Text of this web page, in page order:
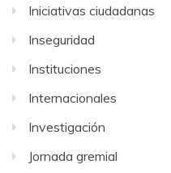
Iniciativas ciudadanas
Inseguridad
Instituciones
Internacionales
Investigación
Jornada gremial